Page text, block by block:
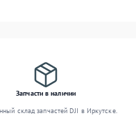
Запчасти в наличии
склад запчастей DJI в Иркутске.